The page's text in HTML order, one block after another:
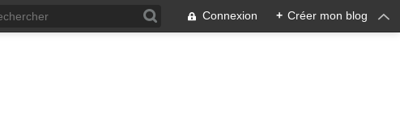
Connexion + Créer mon blog